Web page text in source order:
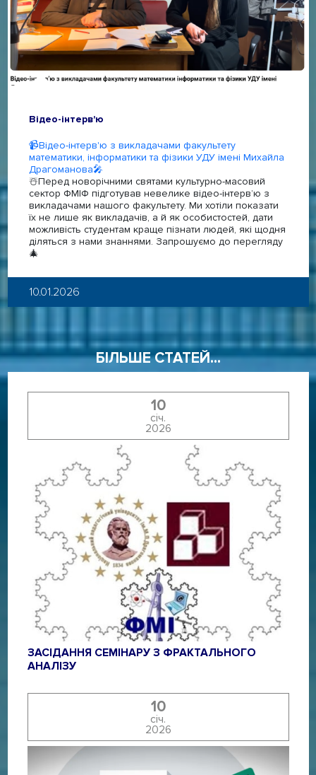
Відео-інтерв'ю
📹Відео-інтерв'ю з викладачами факультету
математики, інформатики та фізики УДУ імені Михайла
Драгоманова🎤
☃️Перед новорічними святами культурно-масовий
сектор ФМІФ підготував невелике відео-інтерв’ю з
викладачами нашого факультету. Ми хотіли показати
їх не лише як викладачів, а й як особистостей, дати
можливість студентам краще пізнати людей, які щодня
діляться з нами знаннями. Запрошуємо до перегляду
🎄
10.01.2026
БІЛЬШЕ СТАТЕЙ...
10
січ.
2026
ЗАСІДАННЯ СЕМІНАРУ З ФРАКТАЛЬНОГО
АНАЛІЗУ
10
січ.
2026